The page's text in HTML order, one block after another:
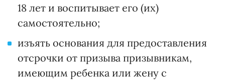
18 лет и воспитывает его (их)
самостоятельно;
изъять основания для предоставления
отсрочки от призыва призывникам,
имеющим ребенка или жену с